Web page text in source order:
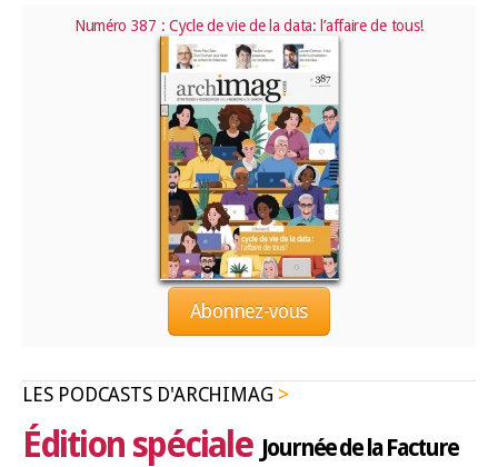
Numéro 387 : Cycle de vie de la data: l’affaire de tous!
Abonnez-vous
LES PODCASTS D'ARCHIMAG
Édition spéciale Journée de la Facture